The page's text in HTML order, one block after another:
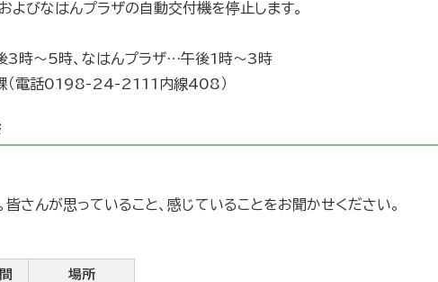
よびなはんプラザの自動交付機を停止します。
3時～5時、なはんプラザ…午後1時～3時
課（電話0198-24-2111内線408）
さんが思っていること、感じていることをお聞かせください。
場所